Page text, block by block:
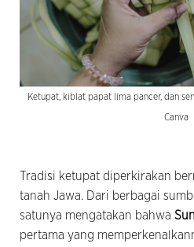
Ketupat, kiblat papat lima pancer, dan
Canva
Tradisi ketupat diperkirakan
tanah Jawa. Dari berbagai
satunya mengatakan bahwa
pertama yang